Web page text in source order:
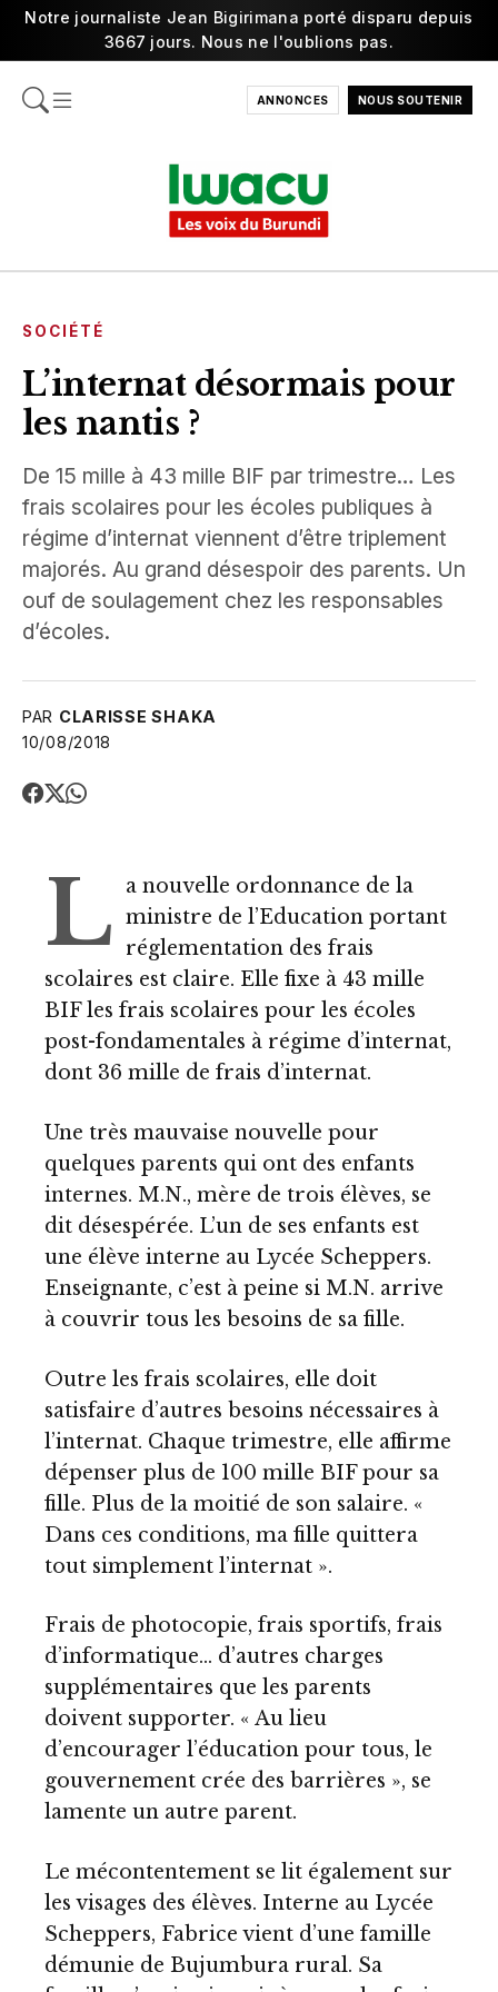
Notre journaliste Jean Bigirimana porté disparu depuis
3667 jours. Nous ne l'oublions pas.
ANNONCES NOUS SOUTENIR
SOCIÉTÉ
L’internat désormais pour
les nantis ?
De 15 mille à 43 mille BIF par trimestre… Les
frais scolaires pour les écoles publiques à
régime d’internat viennent d’être triplement
majorés. Au grand désespoir des parents. Un
ouf de soulagement chez les responsables
d’écoles.
PAR CLARISSE SHAKA
10/08/2018
L
a nouvelle ordonnance de la
ministre de l’Education portant
réglementation des frais
scolaires est claire. Elle fixe à 43 mille
BIF les frais scolaires pour les écoles
post-fondamentales à régime d’internat,
dont 36 mille de frais d’internat.
Une très mauvaise nouvelle pour
quelques parents qui ont des enfants
internes. M.N., mère de trois élèves, se
dit désespérée. L’un de ses enfants est
une élève interne au Lycée Scheppers.
Enseignante, c’est à peine si M.N. arrive
à couvrir tous les besoins de sa fille.
Outre les frais scolaires, elle doit
satisfaire d’autres besoins nécessaires à
l’internat. Chaque trimestre, elle affirme
dépenser plus de 100 mille BIF pour sa
fille. Plus de la moitié de son salaire. «
Dans ces conditions, ma fille quittera
tout simplement l’internat ».
Frais de photocopie, frais sportifs, frais
d’informatique… d’autres charges
supplémentaires que les parents
doivent supporter. « Au lieu
d’encourager l’éducation pour tous, le
gouvernement crée des barrières », se
lamente un autre parent.
Le mécontentement se lit également sur
les visages des élèves. Interne au Lycée
Scheppers, Fabrice vient d’une famille
démunie de Bujumbura rural. Sa